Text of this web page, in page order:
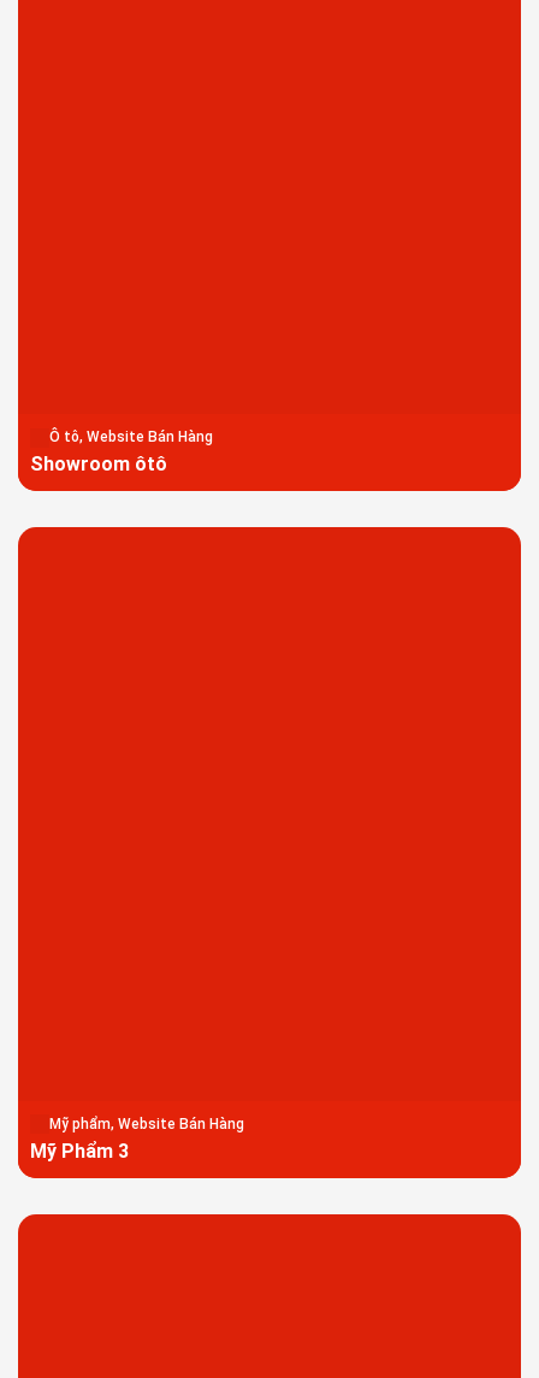
Ô tô, Website Bán Hàng
Showroom ôtô
Mỹ phẩm, Website Bán Hàng
Mỹ Phẩm 3